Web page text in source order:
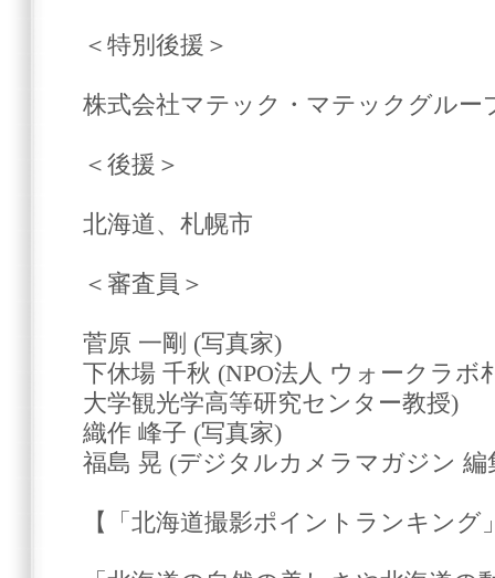
＜特別後援＞
株式会社マテック・マテックグルー
＜後援＞
北海道、札幌市
＜審査員＞
菅原 一剛 (写真家)
下休場 千秋 (NPO法人 ウォークラボ
大学観光学高等研究センター教授)
織作 峰子 (写真家)
福島 晃 (デジタルカメラマガジン 編
【「北海道撮影ポイントランキング